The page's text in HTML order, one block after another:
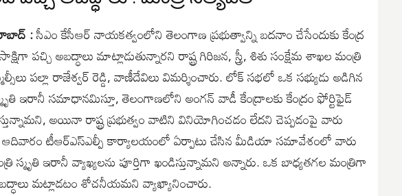
:సీఎం కేసీఆర్ నాయకత్వంలోని తెలంగాణ ప్రభుత్వాన్ని బదనాం చేసేందుకు కేంద్ర
పచ్చి అబద్ధాలు మాట్లాడుతున్నారని రాష్ట్ర గిరిజన, స్త్రీ, శిశు సంక్షేమ శాఖల మంత్రి
పల్లా రాజేశ్వర్ రెడ్డి, వాణీదేవిలు విమర్శించారు. లోక్ సభలో ఒక సభ్యుడు అడిగిన
స్మృతి ఇరానీ సమాధానమిస్తూ, తెలంగాణలోని అంగన్ వాడీ కేంద్రాలకు కేంద్రం ఫోర్టిఫైడ్
అయినా రాష్ట్ర ప్రభుత్వం వాటిని వినియోగించడం లేదని చెప్పడంపై వారు
ఆదివారం టీఆర్ఎస్ఎల్పీ కార్యాలయంలో ఏర్పాటు చేసిన మీడియా సమావేశంలో వారు
స్మృతి ఇరానీ వ్యాఖ్యలను పూర్తిగా ఖండిస్తున్నామని అన్నారు. ఒక బాధ్యతగల మంత్రిగా
మట్లాడటం శోచనీయమని వ్యాఖ్యానించారు.